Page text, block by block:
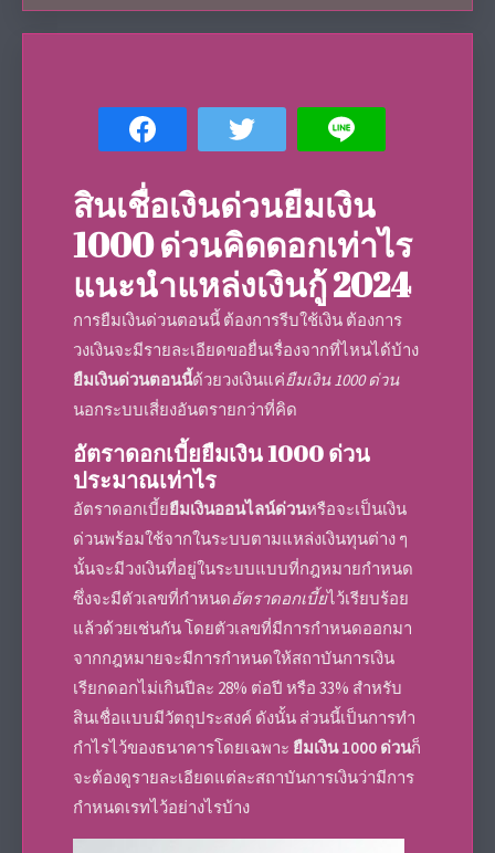
สินเชื่อเงินด่วนยืมเงิน
1000 ด่วนคิดดอกเท่าไร
แนะนำแหล่งเงินกู้2024
การยืมเงินด่วนตอนนี้ ต้องการรีบใช้เงิน ต้องการ
วงเงินจะมีรายละเอียดขอยื่นเรื่องจากที่ไหนได้บ้าง
ยืมเงินด่วนตอนนี้ด้วยวงเงินแค่ยืมเงิน 1000 ด่วน
นอกระบบเสี่ยงอันตรายกว่าที่คิด
อัตราดอกเบี้ยยืมเงิน 1000 ด่วน
ประมาณเท่าไร
อัตราดอกเบี้ยยืมเงินออนไลน์ด่วนหรือจะเป็นเงิน
ด่วนพร้อมใช้จากในระบบตามแหล่งเงินทุนต่าง ๆ
นั้นจะมีวงเงินที่อยู่ในระบบแบบที่กฎหมายกำหนด
ซึ่งจะมีตัวเลขที่กำหนดอัตราดอกเบี้ยไว้เรียบร้อย
แล้วด้วยเช่นกัน โดยตัวเลขที่มีการกำหนดออกมา
จากกฎหมายจะมีการกำหนดให้สถาบันการเงิน
เรียกดอกไม่เกินปีละ 28% ต่อปี หรือ 33% สำหรับ
สินเชื่อแบบมีวัตถุประสงค์ ดังนั้น ส่วนนี้เป็นการทำ
กำไรไว้ของธนาคารโดยเฉพาะ ยืมเงิน 1000 ด่วนก็
จะต้องดูรายละเอียดแต่ละสถาบันการเงินว่ามีการ
กำหนดเรทไว้อย่างไรบ้าง